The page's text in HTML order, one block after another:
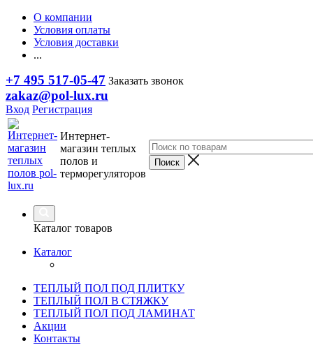
О компании
Условия оплаты
Условия доставки
...
+7 495 517-05-47 Заказать звонок
zakaz@pol-lux.ru
Вход Регистрация
Интернет-
магазин теплых
полов и
терморегуляторов
Каталог товаров
Каталог
ТЕПЛЫЙ ПОЛ ПОД ПЛИТКУ
ТЕПЛЫЙ ПОЛ В СТЯЖКУ
ТЕПЛЫЙ ПОЛ ПОД ЛАМИНАТ
Акции
Контакты